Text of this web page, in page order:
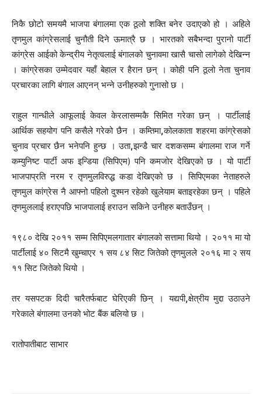
निकै छोटो समयमै भाजपा बंगालमा एक ठूलो शक्ति बनेर उदाएको हो । अहिले
तृणमुल कांग्रेसलाई चुनौती दिने ऊमात्रै छ । भारतको सबैभन्दा पुरानो पार्टी
कांग्रेस आईको केन्द्रीय नेतृत्वलाई बंगालको चुनावमा खासै चासो लागेको देखिन्न
। कांग्रेसका उम्मेदवार यहाँ बेहाल र हैरान छन् । कोही पनि ठूलो नेता चुनाव
प्रचारका लागि बंगाल आएनन् भन्ने उनीहरुको गु्नासो छ ।
राहुल गान्धीले आफूलाई केवल केरलासम्मकै सिमित गरेका छन् । पार्टीलाई
आर्थिक सहयोग पनि कसैले गरेको छैन । कम्तिमा,कोलकाता शहरमा कांग्रेसको
चुनाव प्रचार छैन भनेपनि हुन्छ । उता,झन्डै चार दशकसम्म बंगालमा राज गर्ने
कम्युनिष्ट पार्टी अफ इन्डिया (सिपिएम) पनि कमजोर देखिएको छ । यो पार्टी
भाजपाप्रति नरम र तृणमुलविरुद्ध कडा देखिएको छ । सिपिएमका नेताहरुले
तृणमुल कांग्रेस नै आफ्नो पहिलो दुश्मन रहेको खुलेयाम बताइरहेका छन् । पहिले
तृणमुललाई हराएपछि भाजपालाई हराउन सकिने उनीहरु बताउँछन् ।
१९८० देखि २०११ सम्म सिपिएमलगातार बंगालको सत्तामा थियो । २०११ मा यो
पार्टीलाई ४० सिटमै खुम्चाएर १ सय ८४ सिट जितेको तृणमुलले २०१६ मा २ सय
११ सिट जितेको थियो ।
तर यसपटक दिदी चारैतर्फबाट घेरिएकी छिन् । यद्यपी,क्षेत्रीय मुद्दा उठाउने
गरेकाले बंगालमा उनको भोट बैंक बलियो छ ।
रातोपातीबाट साभार